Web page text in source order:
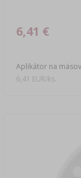
Aplikátor na
6,41 €
6,41 EUR/ks.